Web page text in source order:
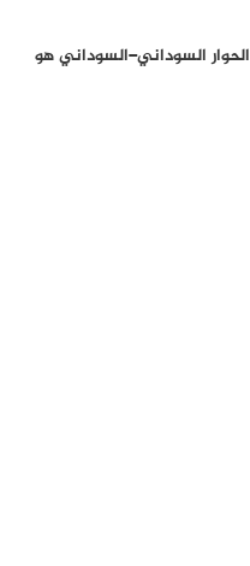
السوداني–السوداني هو